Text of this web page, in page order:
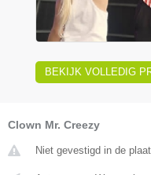
BEKIJK VOLLEDIG
Clown Mr. Creezy
Niet gevestigd in de